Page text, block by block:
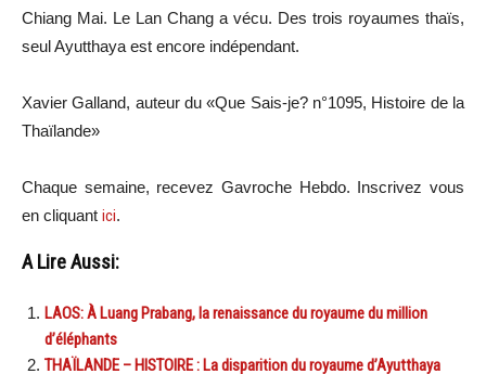
Chiang Mai. Le Lan Chang a vécu. Des trois royaumes thaïs,
seul Ayutthaya est encore indépendant.
Xavier Galland, auteur du «Que Sais-je? n°1095, Histoire de la
Thaïlande»
Chaque semaine, recevez Gavroche Hebdo. Inscrivez vous
en cliquant ici.
A Lire Aussi:
LAOS: À Luang Prabang, la renaissance du royaume du million
d’éléphants
THAÏLANDE – HISTOIRE : La disparition du royaume d’Ayutthaya